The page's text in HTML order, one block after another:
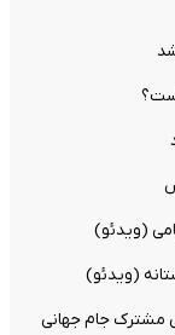
(ویدئو)
(ویدئو)
مشترک جام جهانی